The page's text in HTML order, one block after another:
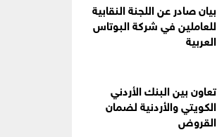
بيان صادر عن اللجنة النقابية
للعاملين في شركة البوتاس
العربية
تعاون بين البنك الأردني
الكويتي والأردنية لضمان
القروض